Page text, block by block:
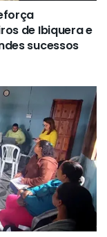
de Ibiquera e
sucessos